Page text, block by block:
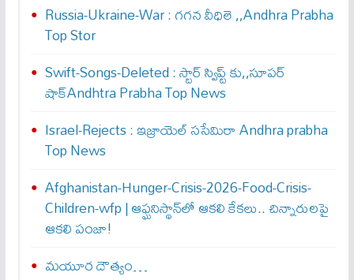
Russia-Ukraine-War : గ‌గ‌న వీధిలె ,,Andhra Prabha
Top Stor
Swift-Songs-Deleted : స్టార్ స్విప్ట్ కు,,సూప‌ర్
షాక్Andhtra Prabha Top News
Israel-Rejects : ఇజ్రాయెల్ స‌సేమిరా Andhra prabha
Top News
Afghanistan-Hunger-Crisis-2026-Food-Crisis-
Children-wfp | ఆఫ్ఘనిస్థాన్‌లో ఆకలి కేకలు.. చిన్నారులపై
ఆకలి పంజా!
మయూర దౌత్యం…